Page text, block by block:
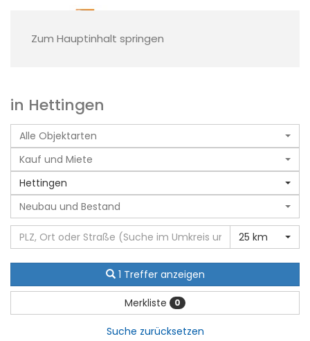
Zum Hauptinhalt springen
in Hettingen
Alle Objektarten
Kauf und Miete
Hettingen
Neubau und Bestand
25 km
1 Treffer anzeigen
Merkliste 0
Suche zurücksetzen